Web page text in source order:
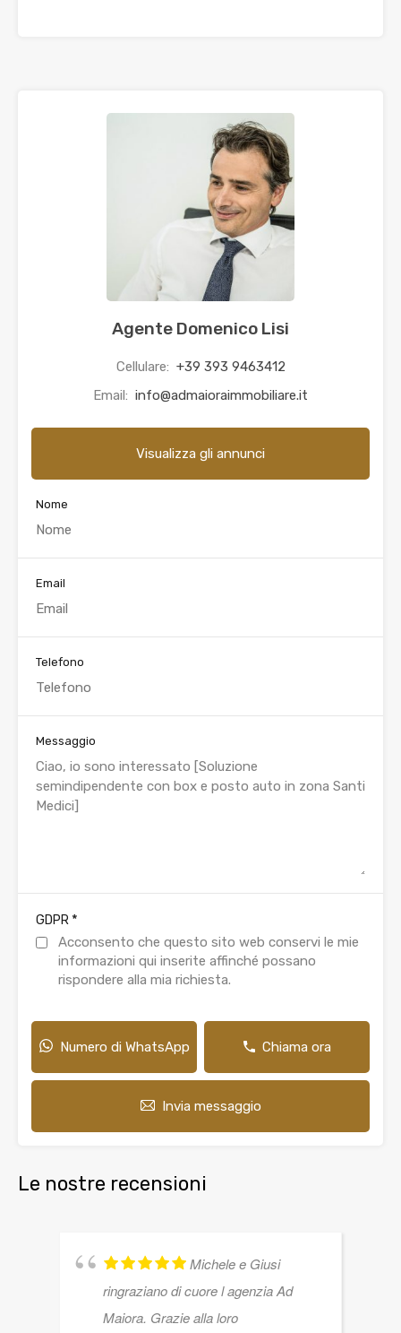
Agente Domenico Lisi
Cellulare: +39 393 9463412
Email: info@admaioraimmobiliare.it
Visualizza gli annunci
Nome
Email
Telefono
Messaggio
GDPR *
Acconsento che questo sito web conservi le mie
informazioni qui inserite affinché possano
rispondere alla mia richiesta.
Numero di WhatsApp Chiama ora
Invia messaggio
Le nostre recensioni
Michele e Giusi
ringraziano di cuore l agenzia Ad
Maiora. Grazie alla loro